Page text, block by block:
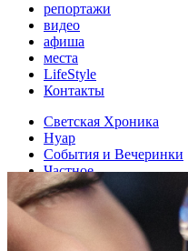
репортажи
видео
афиша
места
LifeStyle
Контакты
Светская Хроника
Нуар
События и Вечеринки
Частное
Все
Kids